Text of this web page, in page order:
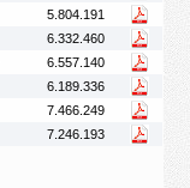
5.804.191
6.332.460
6.557.140
6.189.336
7.466.249
7.246.193